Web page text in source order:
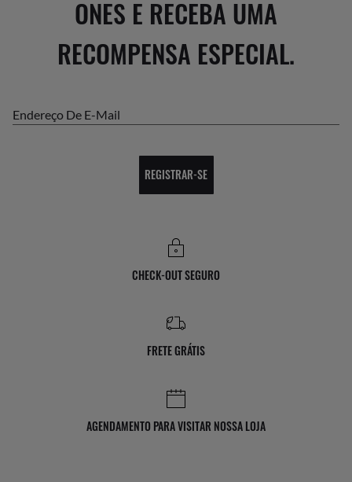
ONES E RECEBA UMA
RECOMPENSA ESPECIAL.
Endereço De E-Mail
REGISTRAR-SE
CHECK-OUT SEGURO
FRETE GRÁTIS
AGENDAMENTO PARA VISITAR NOSSA LOJA